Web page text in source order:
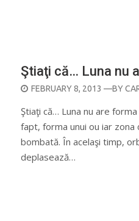
Ştiaţi că… Luna nu
POSTED
FEBRUARY 8, 2013 —BY
Ştiaţi că… Luna nu are
fapt, forma unui ou iar
bombată. În acelaşi timp,
deplasează…